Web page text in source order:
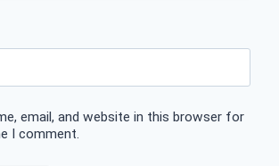
email, and website in this browser for
I comment.